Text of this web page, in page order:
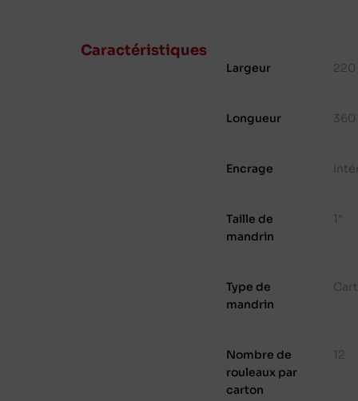
Caractéristiques
Largeur 220
Longueur 360
Encrage
Taille de
mandrin
1"
Type de
mandrin
Nombre de
rouleaux par
carton
12